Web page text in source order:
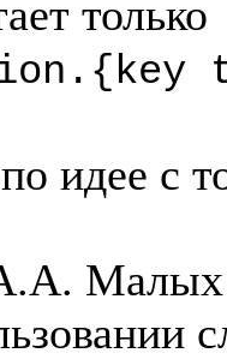
идее с
Малых